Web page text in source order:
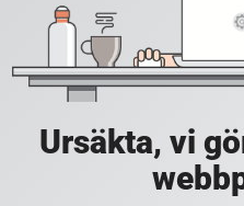
Ursäkta, vi